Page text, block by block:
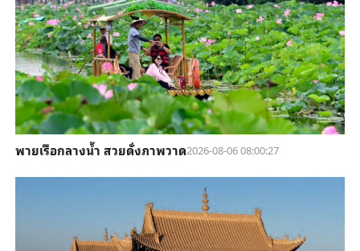
พายเรือกลางน้ำ สวยดั่งภาพวาด2026-08-06 08:00:27